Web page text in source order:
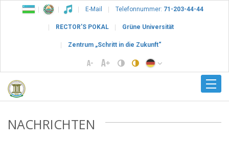
E-Mail Telefonnummer: 71-203-44-44
RECTOR’S POKAL Grüne Universität
Zentrum „Schritt in die Zukunft“
NACHRICHTEN